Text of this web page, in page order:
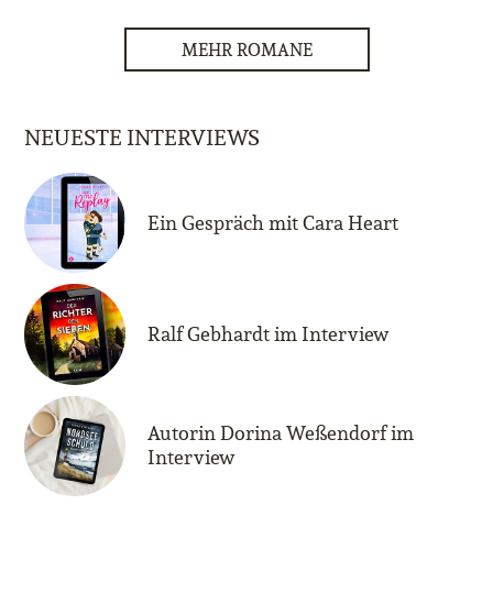
MEHR ROMANE
NEUESTE INTERVIEWS
Ein Gespräch mit Cara Heart
Ralf Gebhardt im Interview
Autorin Dorina Weßendorf im
Interview